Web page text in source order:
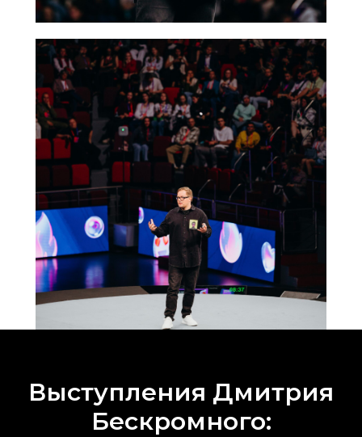
Выступления Дмитрия
Бескромного: